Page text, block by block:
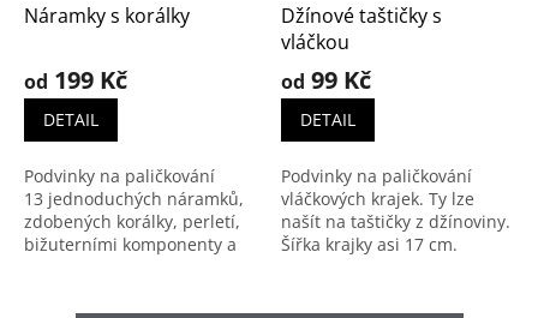
Náramky s korálky
od 199 Kč
DETAIL
Podvinky na paličkování
13 jednoduchých náramků,
zdobených korálky, perletí,
bižuterními komponenty a
zapracování korálků.
Džínové taštičky s
vláčkou
od 99 Kč
DETAIL
Podvinky na paličkování
vláčkových krajek. Ty lze
našít na taštičky z džínoviny.
Šířka krajky asi 17 cm.
Další fotografie Náhled